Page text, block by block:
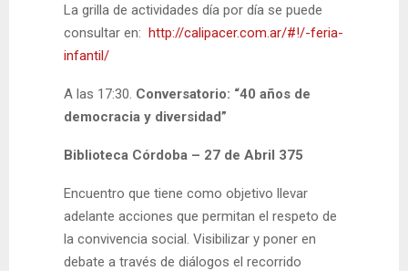
La grilla de actividades día por día se puede
consultar en: http://calipacer.com.ar/#!/-feria-
infantil/
A las 17:30. Conversatorio: “40 años de
democracia y diversidad”
Biblioteca Córdoba – 27 de Abril 375
Encuentro que tiene como objetivo llevar
adelante acciones que permitan el respeto de
la convivencia social. Visibilizar y poner en
debate a través de diálogos el recorrido